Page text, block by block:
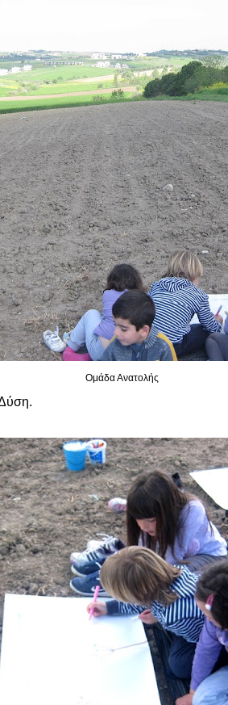
Ομάδα Ανατολής